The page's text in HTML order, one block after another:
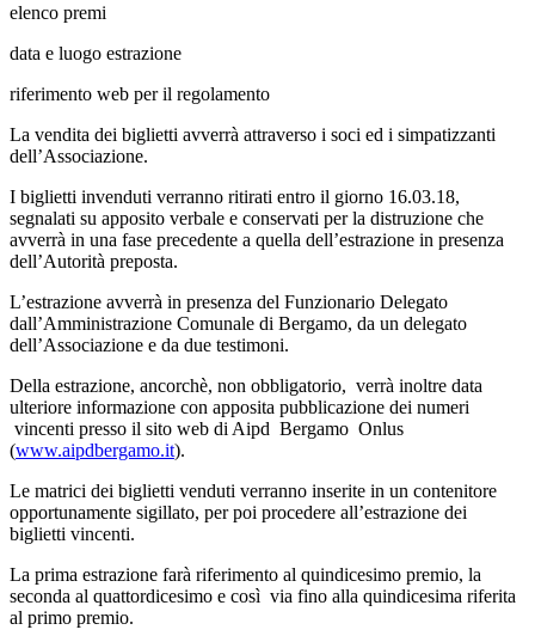
elenco premi
data e luogo estrazione
riferimento web per il regolamento
La vendita dei biglietti avverrà attraverso i soci ed i simpatizzanti
dell’Associazione.
I biglietti invenduti verranno ritirati entro il giorno 16.03.18,
segnalati su apposito verbale e conservati per la distruzione che
avverrà in una fase precedente a quella dell’estrazione in presenza
dell’Autorità preposta.
L’estrazione avverrà in presenza del Funzionario Delegato
dall’Amministrazione Comunale di Bergamo, da un delegato
dell’Associazione e da due testimoni.
Della estrazione, ancorchè, non obbligatorio, verrà inoltre data
ulteriore informazione con apposita pubblicazione dei numeri
vincenti presso il sito web di Aipd Bergamo Onlus
(www.aipdbergamo.it).
Le matrici dei biglietti venduti verranno inserite in un contenitore
opportunamente sigillato, per poi procedere all’estrazione dei
biglietti vincenti.
La prima estrazione farà riferimento al quindicesimo premio, la
seconda al quattordicesimo e così via fino alla quindicesima riferita
al primo premio.